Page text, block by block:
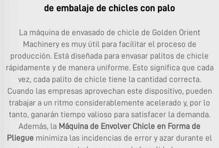
de embalaje de chicles con palo
La máquina de envasado de chicle de Golden Orient
Machinery es muy útil para facilitar el proceso de
producción. Está diseñada para envasar palitos de chicle
rápidamente y de manera uniforme. Esto significa que cada
vez, cada palito de chicle tiene la cantidad correcta.
Cuando las empresas aprovechan este dispositivo, pueden
trabajar a un ritmo considerablemente acelerado y, por lo
tanto, ganarán tiempo valioso para satisfacer la demanda.
Además, la Máquina de Envolver Chicle en Forma de
Pliegue minimiza las incidencias de error y azar durante el